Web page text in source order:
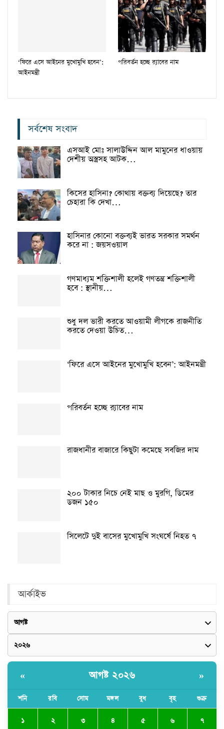
‘ফিরে এসে আইনের মুখোমুখি হবেন’:
আইনমন্ত্রী
পরিবর্তন হচ্ছে র‌্যাবের নাম
সর্বশেষ সংবাদ
এসআই মোঃ সালাউদ্দিন আল মামুনের ধাওয়ায়
দেশীয় অস্ত্রসহ আটক…
কিসের হাসিনা? কোথায় বক্তব্য দিয়েছে? তার
চেহারা কি দেখা…
হাসিনার কোনো বক্তব্যই ভারত সরকার সমর্থন
করে না : জয়সওয়াল
গণমাধ্যম শক্তিশালী হলেই গণতন্ত্র শক্তিশালী
হবে : স্থানীয়…
শুধু দল ভারী করতে আওয়ামী লীগকে রাজনীতি
করতে দেওয়া উচিত…
‘ফিরে এসে আইনের মুখোমুখি হবেন’: আইনমন্ত্রী
পরিবর্তন হচ্ছে র‌্যাবের নাম
রাজধানীর বাজারে কিছুটা কমেছে সবজির দাম
২০০ টাকার নিচে নেই মাছ ও মুরগি, ডিমের
ডজন ১৫০
সিলেটে দুই বাসের মুখোমুখি সংঘর্ষে নিহত ৭
আর্কাইভ
« আগষ্ট ২০২৬ »
শনি রবি সোম মঙ্গল বুধ বৃহ শুক্র
১ ২ ৩ ৪ ৫ ৬ ৭